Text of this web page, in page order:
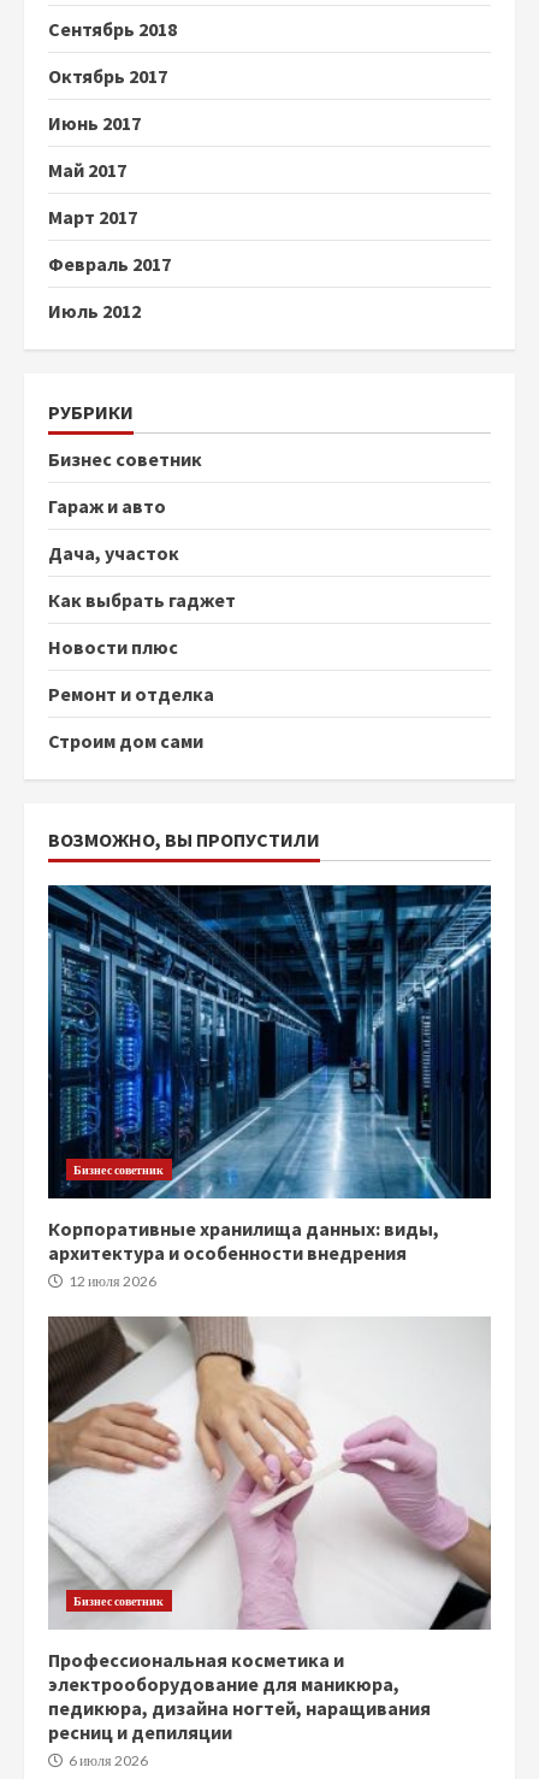
Сентябрь 2018
Октябрь 2017
Июнь 2017
Май 2017
Март 2017
Февраль 2017
Июль 2012
РУБРИКИ
Бизнес советник
Гараж и авто
Дача, участок
Как выбрать гаджет
Новости плюс
Ремонт и отделка
Строим дом сами
ВОЗМОЖНО, ВЫ ПРОПУСТИЛИ
Бизнес советник
Корпоративные хранилища данных: виды,
архитектура и особенности внедрения
12 июля 2026
Бизнес советник
Профессиональная косметика и
электрооборудование для маникюра,
педикюра, дизайна ногтей, наращивания
ресниц и депиляции
6 июля 2026